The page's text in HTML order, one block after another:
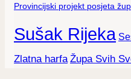
Provincijski projekt posjeta
Sušak Rijeka
Zlatna harfa Župa Svih